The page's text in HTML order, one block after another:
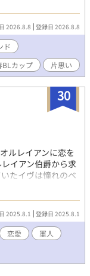
を許すようになっ
……。 世明への気持
かかる。 ハイスペ
ィブ絵描き受け
あり ・精神的な
2026.8.8 登録日 2026.8.8
ド
BLカップ 片思い
30
ルレイアンに恋を
イアン伯爵から求
たイヴは憧れのベ
しこの結婚は両家
が暴走してベルナ
ことに決めた。
が庭園に咲いてい
れた。 「すみま
ベルナール様の手
の想いに蓋をしな
を好きでも僕達が
2025.8.1 登録日 2025.8.1
恋愛
軍人